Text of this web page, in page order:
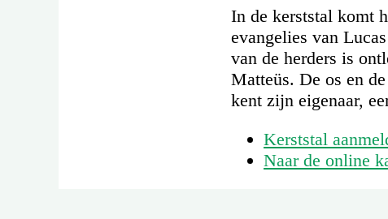
In de kerststal komt
evangelies van
van de herders is
Matteüs. De os en
kent zijn eigenaar,
Kerststal
Naar de online